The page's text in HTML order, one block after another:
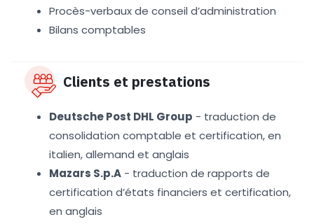
Procès-verbaux de conseil d’administration
Bilans comptables
Clients et prestations
Deutsche Post DHL Group - traduction de
consolidation comptable et certification, en
italien, allemand et anglais
Mazars S.p.A - traduction de rapports de
certification d’états financiers et certification,
en anglais